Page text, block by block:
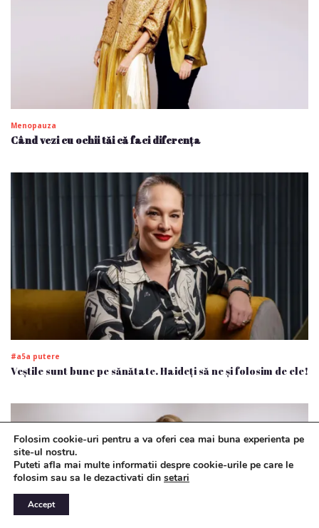
Menopauza
Când vezi cu ochii tăi că faci diferența
#a5a putere
Veștile sunt bune pe sănătate. Haideți să ne și folosim de ele!
Folosim cookie-uri pentru a va oferi cea mai buna experienta pe
site-ul nostru.
Puteti afla mai multe informatii despre cookie-urile pe care le
folosim sau sa le dezactivati din setari
Accept